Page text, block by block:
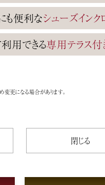
も便利なシューズインク
利用できる専用テラス
更になる場合があります。
閉じる